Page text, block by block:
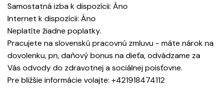
Samostatná izba k dispozícii: Áno
Internet k dispozícii: Áno
Neplatíte žiadne poplatky.
Pracujete na slovenskú pracovnú zmluvu - máte nárok na
dovolenku, pn, daňový bonus na dieťa, odvádzame za
Vás odvody do zdravotnej a sociálnej poisťovne.
Pre bližšie informácie volajte: +421918474112